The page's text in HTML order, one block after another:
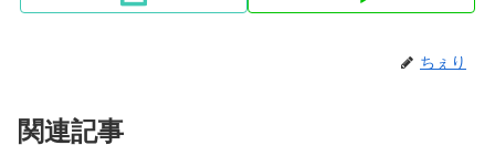
ちぇり
関連記事